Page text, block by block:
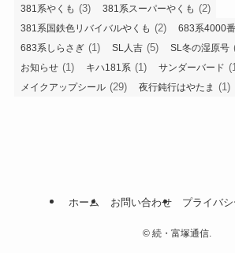
381系やくも (3) 381系スーパーやくも (2)
381系国鉄色リバイバルやくも (2) 683系4000
683系しらさぎ (1) SL人吉 (5) SL冬の湿原号
お知らせ (1) キハ181系 (1) サンダーバード
メイクアップシール (29) 夜行鈍行はやたま (1)
ホーム お問い合わせ プライバ
©続・富塚通信.